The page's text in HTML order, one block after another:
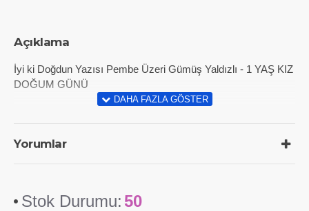
Açıklama
İyi ki Doğdun Yazısı Pembe Üzeri Gümüş Yaldızlı - 1 YAŞ KIZ
DOĞUM GÜNÜ
Yorumlar
Stok Durumu: 50